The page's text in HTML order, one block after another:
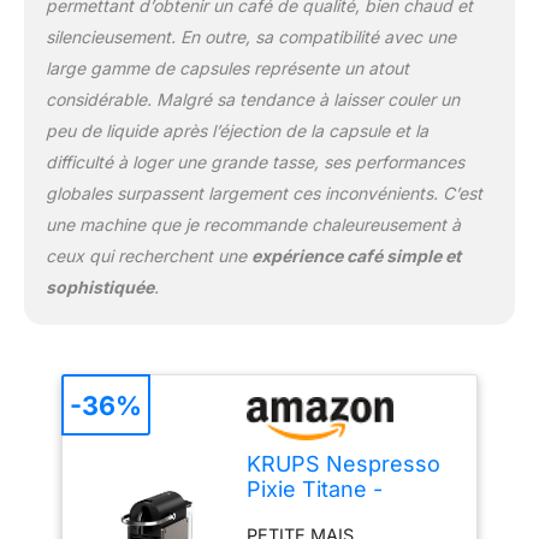
permettant d’obtenir un café de qualité, bien chaud et
silencieusement. En outre, sa compatibilité avec une
large gamme de capsules représente un atout
considérable. Malgré sa tendance à laisser couler un
peu de liquide après l’éjection de la capsule et la
difficulté à loger une grande tasse, ses performances
globales surpassent largement ces inconvénients. C’est
une machine que je recommande chaleureusement à
ceux qui recherchent une expérience café simple et
sophistiquée.
KRUPS Nespresso
Pixie Titane -
-36%